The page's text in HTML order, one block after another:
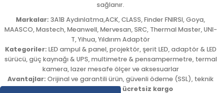
sağlanır.
Markalar: 3A1B Aydınlatma,ACK, CLASS, Finder FNIRSI, Goya,
MAASCO, Mastech, Meanwell, Mervesan, SRC, Thermal Master, UNI-
T, Yihua, Yıldırım Adaptör
Kategoriler: LED ampul & panel, projektör, şerit LED, adaptör & LED
sürücü, güç kaynağı & UPS, multimetre & pensampermetre, termal
kamera, lazer mesafe ölçer ve aksesuarlar
Avantajlar: Orijinal ve garantili ürün, güvenli ödeme (SSL), teknik
destek,5.000 TL üzeri ücretsiz kargo